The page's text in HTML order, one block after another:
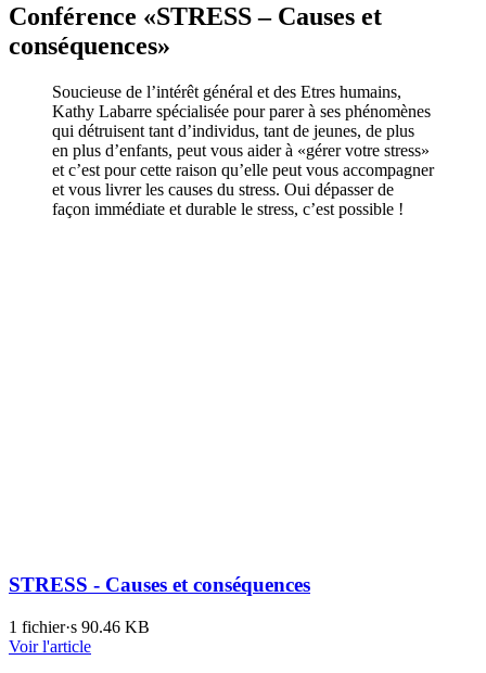
Conférence «STRESS – Causes et
conséquences»
Soucieuse de l’intérêt général et des Etres humains,
Kathy Labarre spécialisée pour parer à ses phénomènes
qui détruisent tant d’individus, tant de jeunes, de plus
en plus d’enfants, peut vous aider à «gérer votre stress»
et c’est pour cette raison qu’elle peut vous accompagner
et vous livrer les causes du stress. Oui dépasser de
façon immédiate et durable le stress, c’est possible !
STRESS - Causes et conséquences
1 fichier·s 90.46 KB
Voir l'article